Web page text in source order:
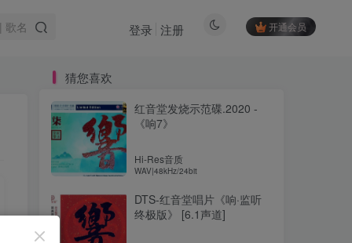
开通会员
登录 注册
猜您喜欢
红音堂发烧示范碟.2020 -
《响7》
Hi-Res音质
WAV|48kHz/24bit
DTS-红音堂唱片《响·监听
终极版》 [6.1声道]